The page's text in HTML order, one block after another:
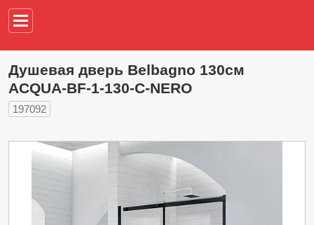
Душевая дверь Belbagno 130см
ACQUA-BF-1-130-C-NERO
197092